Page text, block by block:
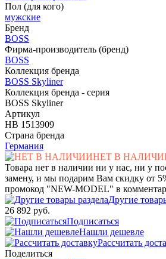
Пол (для кого)
мужские
Бренд
BOSS
Фирма-производитель (бренд)
BOSS
Коллекция бренда
BOSS Skyliner
Коллекция бренда - серия
BOSS Skyliner
Артикул
HB 1513909
Страна бренда
Германия
НЕТ В
Товара нет в наличии ни у нас, ни у
замену, и мы подарим Вам скидку от
промокод "NEW-MODEL" в
Другие
26 892 руб.
Подписаться
Нашли дешевле
Рассчитать
Поделиться